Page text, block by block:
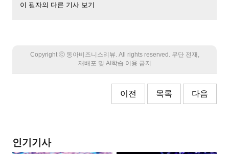
이 필자의 다른 기사 보기
Copyright Ⓒ 동아비즈니스리뷰. All rights reserved. 무단 전재,
재배포 및 AI학습 이용 금지
이전 목록 다음
인기기사